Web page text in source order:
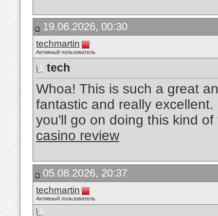
19.06.2026, 00:30
techmartin
Активный пользователь
tech
Whoa! This is such a great
fantastic and really
you'll go on doing this kind
casino review
05.08.2026, 20:37
techmartin
Активный пользователь